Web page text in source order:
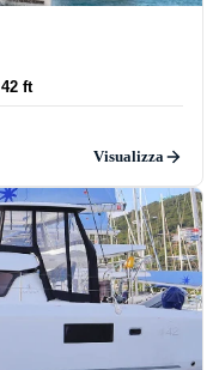
42 ft
Visualizza